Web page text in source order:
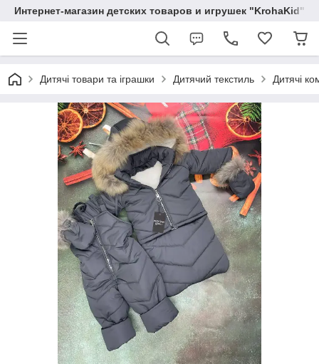
Интернет-магазин детских товаров и игрушек "KrohaKid"
Дитячі товари та іграшки Дитячий текстиль Дитячі